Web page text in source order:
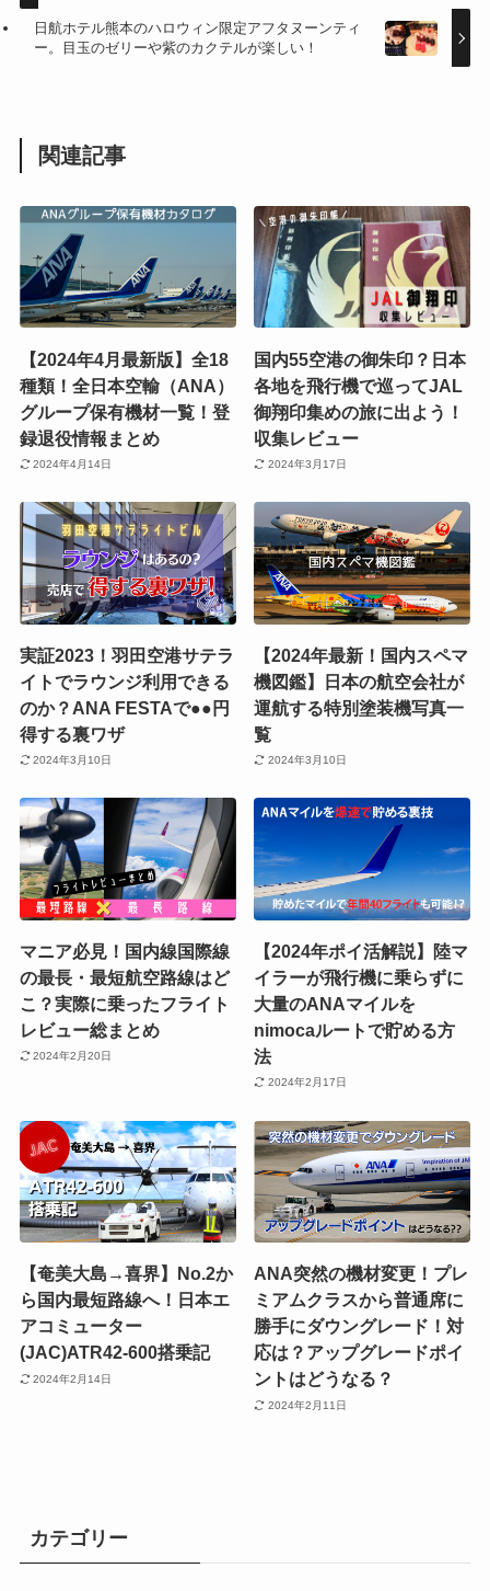
日航ホテル熊本のハロウィン限定アフタヌーンティ
ー。目玉のゼリーや紫のカクテルが楽しい！
関連記事
【2024年4月最新版】全18
種類！全日本空輸（ANA）
グループ保有機材一覧！登
録退役情報まとめ
2024年4月14日
国内55空港の御朱印？日本
各地を飛行機で巡ってJAL
御翔印集めの旅に出よう！
収集レビュー
2024年3月17日
実証2023！羽田空港サテラ
イトでラウンジ利用できる
のか？ANA FESTAで●●円
得する裏ワザ
2024年3月10日
【2024年最新！国内スペマ
機図鑑】日本の航空会社が
運航する特別塗装機写真一
覧
2024年3月10日
マニア必見！国内線国際線
の最長・最短航空路線はど
こ？実際に乗ったフライト
レビュー総まとめ
2024年2月20日
【2024年ポイ活解説】陸マ
イラーが飛行機に乗らずに
大量のANAマイルを
nimocaルートで貯める方
法
2024年2月17日
【奄美大島→喜界】No.2か
ら国内最短路線へ！日本エ
アコミューター
(JAC)ATR42-600搭乗記
2024年2月14日
ANA突然の機材変更！プレ
ミアムクラスから普通席に
勝手にダウングレード！対
応は？アップグレードポイ
ントはどうなる？
2024年2月11日
カテゴリー